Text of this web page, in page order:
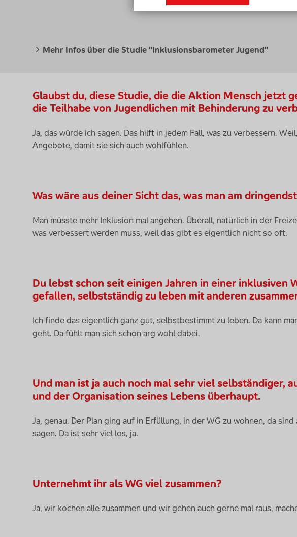
Mehr Infos über die Studie "Inklusionsbarometer Jugend"
Glaubst du, diese Studie, die die Aktion Mensch jetzt
die Teilhabe von Jugendlichen mit Behinderung zu
Ja, das würde ich sagen. Das hilft in jedem Fall, was zu verbessern.
Angebote, damit sie sich auch wohlfühlen.
Was wäre aus deiner Sicht das, was man am
Man müsste mehr Inklusion mal angehen. Überall, natürlich in der
was verbessert werden muss, weil das gibt es eigentlich nicht so oft.
Du lebst schon seit einigen Jahren in einer inklusiven
gefallen, selbstständig zu leben mit anderen
Ich finde das eigentlich ganz gut, selbstbestimmt zu leben. Da kann
geht. Da fühlt man sich schon arg wohl dabei.
Und man ist ja auch noch mal sehr viel selbständiger,
und der Organisation seines Lebens überhaupt.
Ja, genau. Der Plan ging auf in Erfüllung, in der WG zu wohnen, da
sagen. Da ist sehr viel los, ja.
Unternehmt ihr als WG viel zusammen?
Ja, wir kochen alle zusammen und wir gehen auch gerne mal raus,